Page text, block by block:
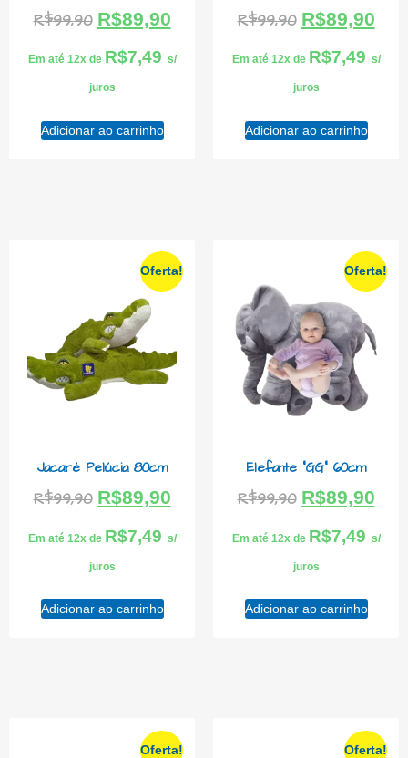
R$99,90 R$89,90
Em até 12x de R$7,49 s/
juros
Adicionar ao carrinho
R$99,90 R$89,90
Em até 12x de R$7,49 s/
juros
Adicionar ao carrinho
Oferta!
Jacaré Pelúcia 80cm
R$99,90 R$89,90
Em até 12x de R$7,49 s/
juros
Adicionar ao carrinho
Oferta!
Elefante “GG” 60cm
R$99,90 R$89,90
Em até 12x de R$7,49 s/
juros
Adicionar ao carrinho
Oferta! Oferta!